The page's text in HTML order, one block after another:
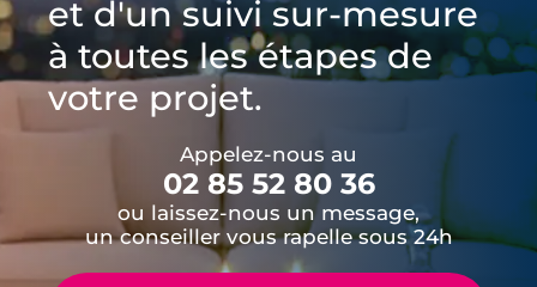
et d'un suivi sur-mesure
à toutes les étapes de
votre projet.
Appelez-nous au
02 85 52 80 36
ou laissez-nous un message,
un conseiller vous rapelle sous 24h